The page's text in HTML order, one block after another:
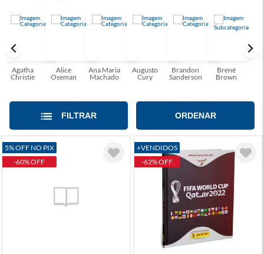
passe um tempo no mundo da imaginação! A leitura
transforma vidas e estamos aqui para ajudar a transformar a
Agatha
Christie
Alice
Oseman
Ana Maria
Machado
Augusto
Cury
Brandon
Sanderson
Brené
Brown
FILTRAR ORDENAR
5% OFF NO PIX
-60% OFF
+VENDIDOS
-62% OFF